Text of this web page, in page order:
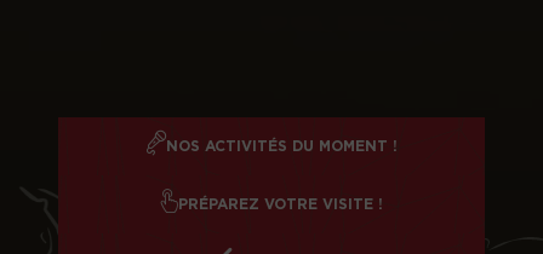
NOS ACTIVITÉS DU MOMENT !
PRÉPAREZ VOTRE VISITE !